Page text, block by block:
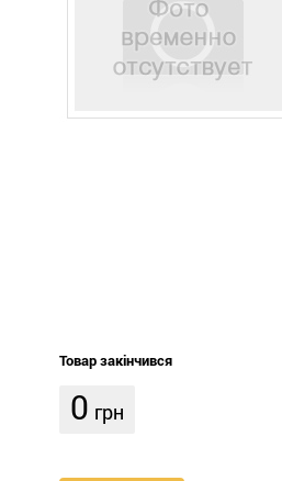
Товар закінчився
0 грн